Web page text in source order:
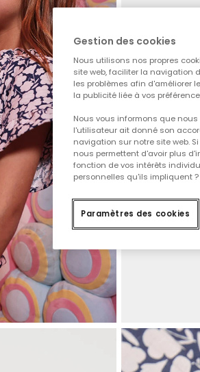
Gestion des cookies
Nous utilisons nos propres
site web, faciliter la navigation
les problèmes afin d'améliorer
la publicité liée à vos
Nous vous informons que
l'utilisateur ait donné son
navigation sur notre site web.
nous permettent d'avoir plus
fonction de vos intérêts
personnelles qu'ils impliquent
Paramètres des cookies